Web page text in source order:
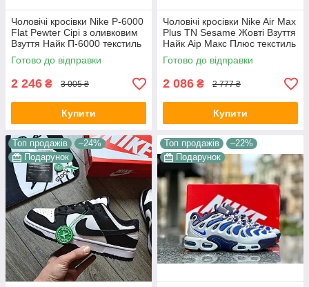
Чоловічі кросівки Nike P-6000
Flat Pewter Сірі з оливковим
Взуття Найк П-6000 текстиль
сітка повсякденні демісезон
Готово до відправки
2 246 ₴ 3 005 ₴
Купити
Чоловічі кросівки Nike Air Max
Plus TN Sesame Жовті Взуття
Найк Аір Макс Плюс текстиль
шкіра демісезон
Готово до відправки
2 086 ₴ 2 777 ₴
Купити
Топ продажів
–24%
Подарунок
Топ продажів
–22%
Подарунок